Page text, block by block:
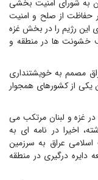
به شورای امنیت بخشی
حفاظت از صلح و امنیت
این رژیم را در بخش غزه
خشونت ها در منطقه و
مصمم به خویشتنداری
یکی از کشورهای همجوار
غزه و لبنان مرتکب می
اخیرا در نامه ای به
عراق به سرزمین
دایره درگیری در منطقه